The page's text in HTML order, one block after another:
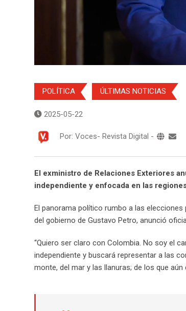
POLÍTICA ÚLTIMAS NOTICIAS
2025-05-22
Por: Voces- Revista Digital -
El exministro de Relaciones Exteriores
independiente y enfocada en las
El panorama político rumbo a las
del gobierno de Gustavo Petro, anunció
“Quiero ser claro con Colombia. No soy el
independiente y buscará representar a las
monte, del mar y las llanuras; de los que